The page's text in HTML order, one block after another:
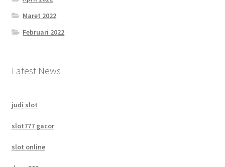
Maret 2022
Februari 2022
Latest News
judi slot
slot777 gacor
slot online